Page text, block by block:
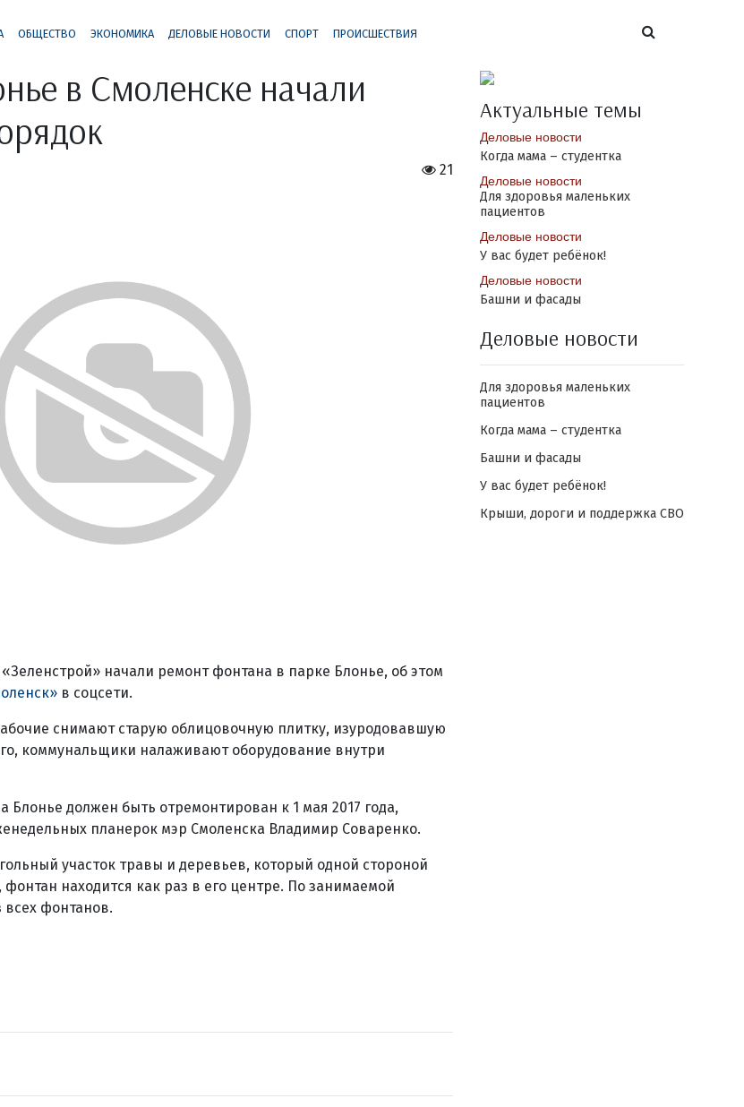
ОБЩЕСТВО ЭКОНОМИКА ДЕЛОВЫЕ НОВОСТИ СПОРТ ПРОИСШЕСТВИЯ
в Смоленске начали
21
начали ремонт фонтана в парке Блонье, об этом
в соцсети.
снимают старую облицовочную плитку, изуродовавшую
коммунальщики налаживают оборудование внутри
Блонье должен быть отремонтирован к 1 мая 2017 года,
планерок мэр Смоленска Владимир Соваренко.
участок травы и деревьев, который одной стороной
находится как раз в его центре. По занимаемой
фонтанов.
Актуальные темы
Деловые новости
Когда мама – студентка
Деловые новости
Для здоровья маленьких
пациентов
Деловые новости
У вас будет ребёнок!
Деловые новости
Башни и фасады
Деловые новости
Для здоровья маленьких
пациентов
Когда мама – студентка
Башни и фасады
У вас будет ребёнок!
Крыши, дороги и поддержка СВО